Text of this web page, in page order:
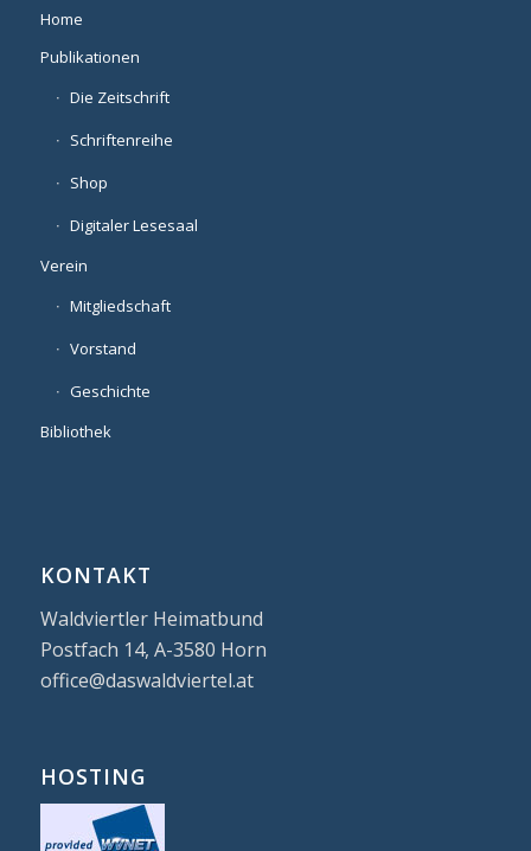
Home
Publikationen
Die Zeitschrift
Schriftenreihe
Shop
Digitaler Lesesaal
Verein
Mitgliedschaft
Vorstand
Geschichte
Bibliothek
KONTAKT
Waldviertler Heimatbund
Postfach 14, A-3580 Horn
office@daswaldviertel.at
HOSTING